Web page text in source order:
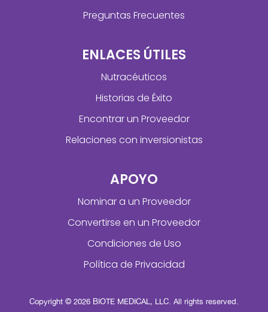
Preguntas Frecuentes
ENLACES ÚTILES
Nutracéuticos
Historias de Éxito
Encontrar un Proveedor
Relaciones con inversionistas
APOYO
Nominar a un Proveedor
Convertirse en un Proveedor
Condiciones de Uso
Política de Privacidad
Copyright © 2026 BIOTE MEDICAL, LLC. All rights reserved.